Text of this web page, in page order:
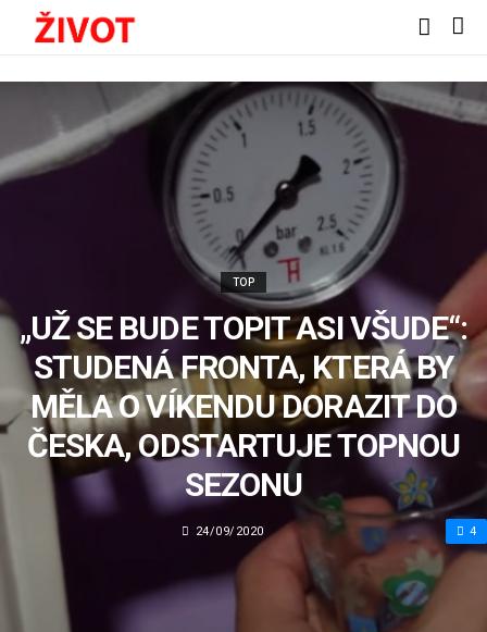
TOP
„UŽ SE BUDE TOPIT ASI VŠUDE“:
STUDENÁ FRONTA, KTERÁ BY
MĚLA O VÍKENDU DORAZIT DO
ČESKA, ODSTARTUJE TOPNOU
SEZONU
24/09/2020 4